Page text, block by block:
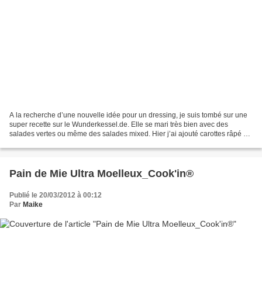
A la recherche d’une nouvelle idée pour un dressing, je suis tombé sur une
super recette sur le Wunderkessel.de. Elle se mari très bien avec des
salades vertes ou même des salades mixed. Hier j’ai ajouté carottes râpé et
Pain de Mie Ultra Moelleux_Cook'in®
Publié le 20/03/2012 à 00:12
Par Maike